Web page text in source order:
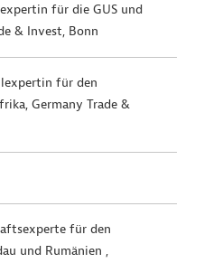
für die GUS und
& Invest, Bonn
für den
Germany Trade &
für den
und Rumänien ,